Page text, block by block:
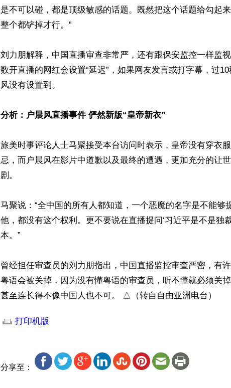
是不可以碰，都是顶级敏感的话题。既然把这个话题给勾起
整个都铲掉才行。”
刘力朋解释，中国直播审查非常严，还有跟保安监控一样监
数开直播的网红会设置“延迟”，如果网友发言或打字幕，过
风没有设置到。
分析：户晨风直播事件 俨然新版“皇帝新衣”
旅美时事评论人士马聚接受本台访问时表示，皇帝没有穿衣
忌，而户晨风在影片中道歉以及最终的遭遇，更加充分的让
剧。
马聚说：“全中国的所有人都知道，一个恶魔的名字是不能够
他，都没有这个权利。更不要说在直播提问‘习近平是不是独
本。”
曾经担任审查员的刘力朋指出，中国直播监控审查严密，有
粤语会被关掉，因为没有懂粤语的审查员，听不懂就必须关
甚至连长得不像中国人也不可。 △（转自自由亚洲电台）
打印机版
分享至：